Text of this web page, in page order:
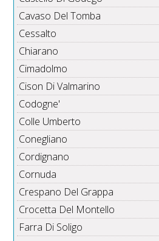
Cavaso Del Tomba
Cessalto
Chiarano
Cimadolmo
Cison Di Valmarino
Codogne'
Colle Umberto
Conegliano
Cordignano
Cornuda
Crespano Del Grappa
Crocetta Del Montello
Farra Di Soligo